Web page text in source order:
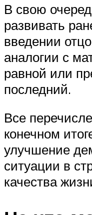
В свою
развивать
введении
аналогии с
равной или
последний.
Все
конечном
улучшение
ситуации в
качества